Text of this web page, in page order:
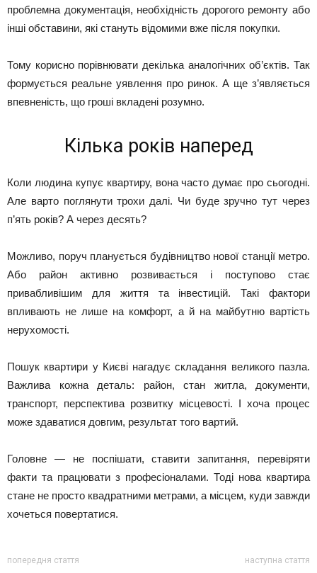
проблемна документація, необхідність дорогого ремонту або
інші обставини, які стануть відомими вже після покупки.
Тому корисно порівнювати декілька аналогічних об’єктів. Так
формується реальне уявлення про ринок. А ще з’являється
впевненість, що гроші вкладені розумно.
Кілька років наперед
Коли людина купує квартиру, вона часто думає про сьогодні.
Але варто поглянути трохи далі. Чи буде зручно тут через
п’ять років? А через десять?
Можливо, поруч планується будівництво нової станції метро.
Або район активно розвивається і поступово стає
привабливішим для життя та інвестицій. Такі фактори
впливають не лише на комфорт, а й на майбутню вартість
нерухомості.
Пошук квартири у Києві нагадує складання великого пазла.
Важлива кожна деталь: район, стан житла, документи,
транспорт, перспектива розвитку місцевості. І хоча процес
може здаватися довгим, результат того вартий.
Головне — не поспішати, ставити запитання, перевіряти
факти та працювати з професіоналами. Тоді нова квартира
стане не просто квадратними метрами, а місцем, куди завжди
хочеться повертатися.
попередня стаття наступна стаття